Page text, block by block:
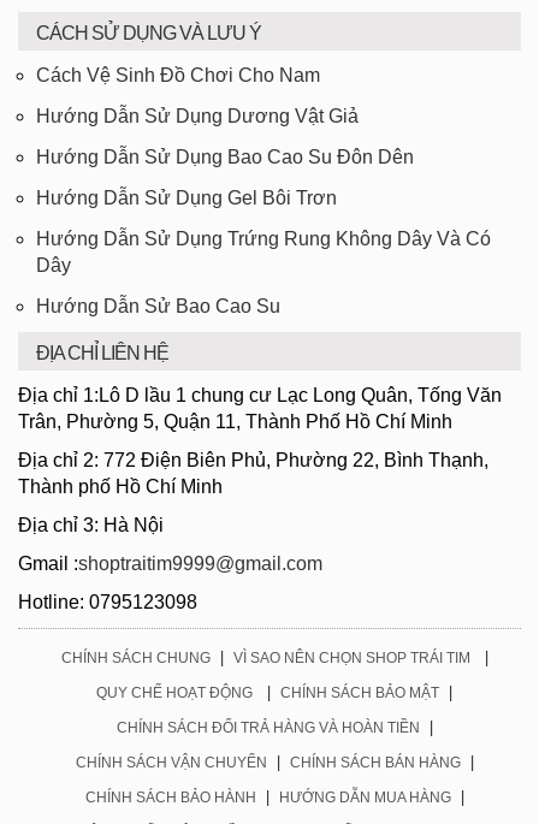
CÁCH SỬ DỤNG VÀ LƯU Ý
Cách Vệ Sinh Đồ Chơi Cho Nam
Hướng Dẫn Sử Dụng Dương Vật Giả
Hướng Dẫn Sử Dụng Bao Cao Su Đôn Dên
Hướng Dẫn Sử Dụng Gel Bôi Trơn
Hướng Dẫn Sử Dụng Trứng Rung Không Dây Và Có
Dây
Hướng Dẫn Sử Bao Cao Su
ĐỊA CHỈ LIÊN HỆ
Địa chỉ 1:Lô D lầu 1 chung cư Lạc Long Quân, Tống Văn
Trân, Phường 5, Quận 11, Thành Phố Hồ Chí Minh
Địa chỉ 2: 772 Điện Biên Phủ, Phường 22, Bình Thạnh,
Thành phố Hồ Chí Minh
Địa chỉ 3: Hà Nội
Gmail :shoptraitim9999@gmail.com
Hotline: 0795123098
CHÍNH SÁCH CHUNG | VÌ SAO NÊN CHỌN SHOP TRÁI TIM |
QUY CHẾ HOẠT ĐỘNG | CHÍNH SÁCH BẢO MẬT |
CHÍNH SÁCH ĐỔI TRẢ HÀNG VÀ HOÀN TIỀN |
CHÍNH SÁCH VẬN CHUYỂN | CHÍNH SÁCH BÁN HÀNG |
CHÍNH SÁCH BẢO HÀNH | HƯỚNG DẪN MUA HÀNG |